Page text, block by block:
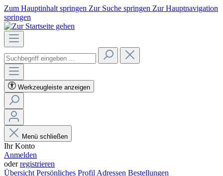
Zum Hauptinhalt springen Zur Suche springen Zur Hauptnavigation
springen
Werkzeugleiste anzeigen
Menü schließen
Ihr Konto
Anmelden
oderregistrieren
Übersicht Persönliches Profil Adressen Bestellungen